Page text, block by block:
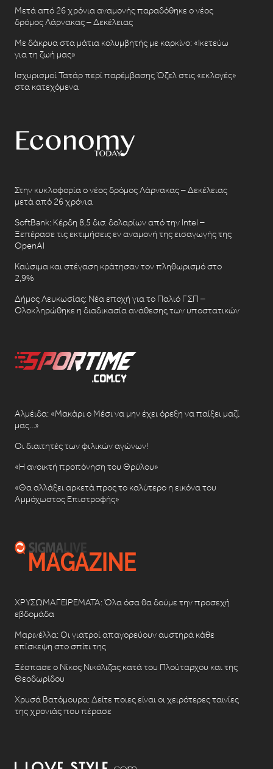
Μετά από 26 χρόνια αναμονής παραδόθηκε ο νέος
δρόμος Λάρνακας – Δεκέλειας
Με δάκρυα στα μάτια κολυμβητής με καρκίνο: «Ικετεύω
για τη ζωή μας»
Ισχυρισμοί Τατάρ περί παρέμβασης Όζελ στις «εκλογές»
στα κατεχόμενα
Στην κυκλοφορία ο νέος δρόμος Λάρνακας – Δεκέλειας
μετά από 26 χρόνια
SoftBank: Κέρδη 8,5 δισ. δολαρίων από την Intel –
Ξεπέρασε τις εκτιμήσεις εν αναμονή της εισαγωγής της
OpenAI
Καύσιμα και στέγαση κράτησαν τον πληθωρισμό στο
2,9%
Δήμος Λευκωσίας: Νέα εποχή για το Παλιό ΓΣΠ –
Ολοκληρώθηκε η διαδικασία ανάθεσης των υποστατικών
Αλμέιδα: «Μακάρι ο Μέσι να μην έχει όρεξη να παίξει μαζί
μας…»
Οι διαιτητές των φιλικών αγώνων!
«Η ανοικτή προπόνηση του Θρύλου»
«Θα αλλάξει αρκετά προς το καλύτερο η εικόνα του
Αμμόχωστος Επιστροφής»
ΧΡΥΣΩΜΑΓΕΙΡΕΜΑΤΑ: Όλα όσα θα δούμε την προσεχή
εβδομάδα
Μαρινέλλα: Οι γιατροί απαγορεύουν αυστηρά κάθε
επίσκεψη στο σπίτι της
Ξέσπασε ο Νίκος Νικόλιζας κατά του Πλούταρχου και της
Θεοδωρίδου
Χρυσά Βατόμουρα: Δείτε ποιες είναι οι χειρότερες ταινίες
της χρονιάς που πέρασε